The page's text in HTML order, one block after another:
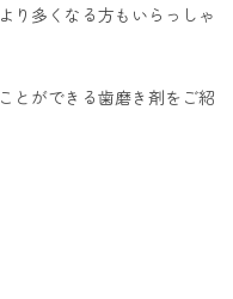
り多くなる方もいらっしゃ
とができる歯磨き剤をご紹